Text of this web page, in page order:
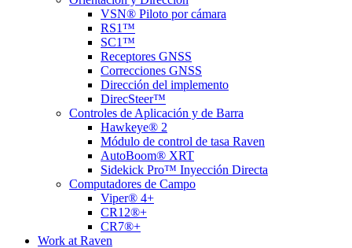
VSN® Piloto por cámara
RS1™
SC1™
Receptores GNSS
Correcciones GNSS
Dirección del implemento
DirecSteer™
Controles de Aplicación y de Barra
Hawkeye® 2
Módulo de control de tasa Raven
AutoBoom® XRT
Sidekick Pro™ Inyección Directa
Computadores de Campo
Viper® 4+
CR12®+
CR7®+
Work at Raven